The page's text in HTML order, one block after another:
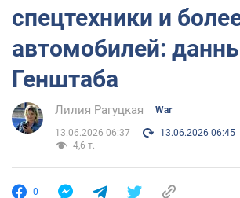
спецтехники и
автомобилей:
Генштаба
Лилия Рагуцкая War
13.06.2026 06:37 13.06.2026 06:45
4,6 т.
0